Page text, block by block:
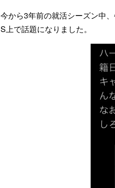
今から3年前の就活シーズン中
S上で話題になりました。